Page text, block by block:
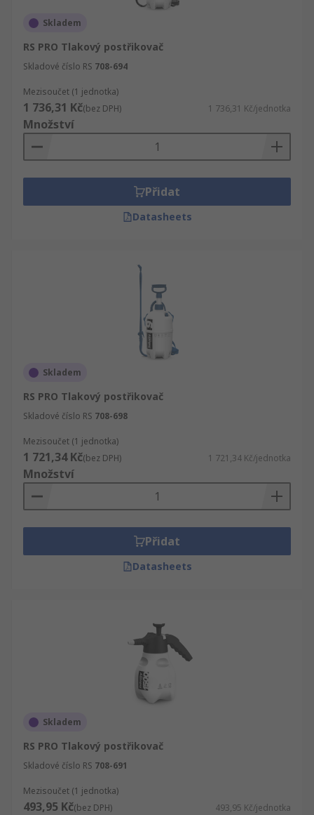
Skladem
RS PRO Tlakový postřikovač
Skladové číslo RS 708-694
Mezisoučet (1 jednotka)
1 736,31 Kč(bez DPH) 1 736,31 Kč/jednotka
Množství
Přidat
Datasheets
Skladem
RS PRO Tlakový postřikovač
Skladové číslo RS 708-698
Mezisoučet (1 jednotka)
1 721,34 Kč(bez DPH) 1 721,34 Kč/jednotka
Množství
Přidat
Datasheets
Skladem
RS PRO Tlakový postřikovač
Skladové číslo RS 708-691
Mezisoučet (1 jednotka)
493,95 Kč(bez DPH) 493,95 Kč/jednotka